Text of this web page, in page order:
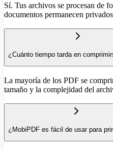
Sí. Tus archivos se procesan de
documentos permanecen
¿Cuánto tiempo tarda en
La mayoría de los PDF se
tamaño y la complejidad del
¿MobiPDF es fácil de usar para